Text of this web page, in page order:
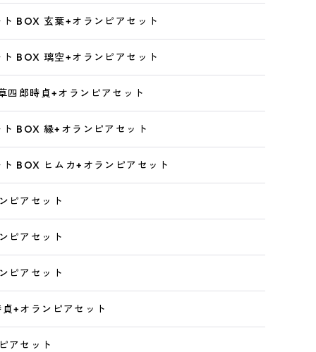
BOX 玄葉+オランピアセット
BOX 璃空+オランピアセット
四郎時貞+オランピアセット
BOX 縁+オランピアセット
BOX ヒムカ+オランピアセット
ピアセット
ピアセット
ピアセット
+オランピアセット
アセット